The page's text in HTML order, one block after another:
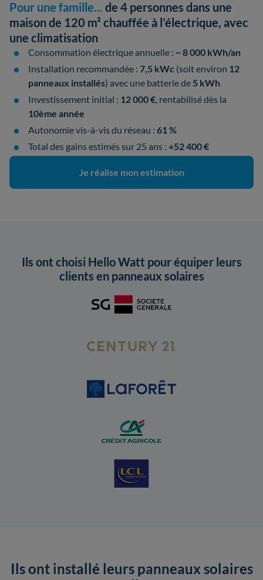
Pour une famille... de 4 personnes dans une
maison de 120 m² chauffée à l’électrique, avec
une climatisation
Consommation électrique annuelle : ~ 8 000 kWh/an
Installation recommandée : 7,5 kWc (soit environ 12
panneaux installés) avec une batterie de 5 kWh
Investissement initial : 12 000 €, rentabilisé dès la
10ème année
Autonomie vis-à-vis du réseau : 61 %
Total des gains estimés sur 25 ans : +52 400 €
Je réalise mon estimation
Ils ont choisi Hello Watt pour équiper leurs
clients en panneaux solaires
Ils ont installé leurs panneaux solaires